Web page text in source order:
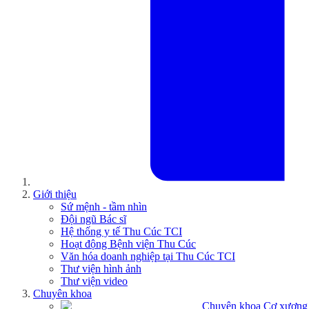
Giới thiệu
Sứ mệnh - tầm nhìn
Đội ngũ Bác sĩ
Hệ thống y tế Thu Cúc TCI
Hoạt động Bệnh viện Thu Cúc
Văn hóa doanh nghiệp tại Thu Cúc TCI
Thư viện hình ảnh
Thư viện video
Chuyên khoa
Chuyên khoa Cơ